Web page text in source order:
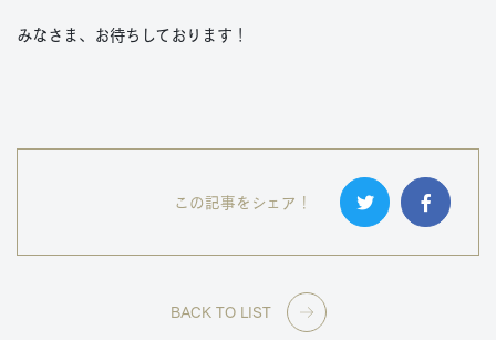
みなさま、お待ちしております！
この記事をシェア！
BACK TO LIST